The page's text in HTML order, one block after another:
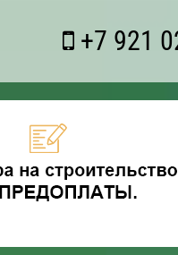
+7 921